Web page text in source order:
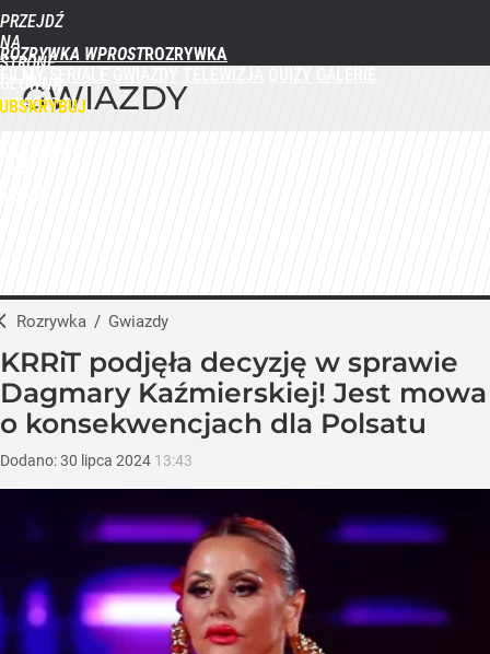
PRZEJDŹ
NA
STRONĘ
GŁÓWNĄ
WPROST.PL
ROZRYWKA WPROST
GWIAZDY
Rozrywka / Gwiazdy
KRRiT podjęła decyzję w sprawie
Dagmary Kaźmierskiej! Jest mowa
o konsekwencjach dla Polsatu
Dodano:30 lipca 2024 13:43